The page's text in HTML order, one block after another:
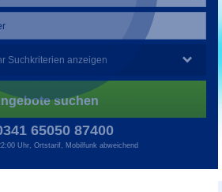
Suchkriterien anzeigen
suchen
65050 87400
Uhr, Ortstarif, Mobilfunk abweichend